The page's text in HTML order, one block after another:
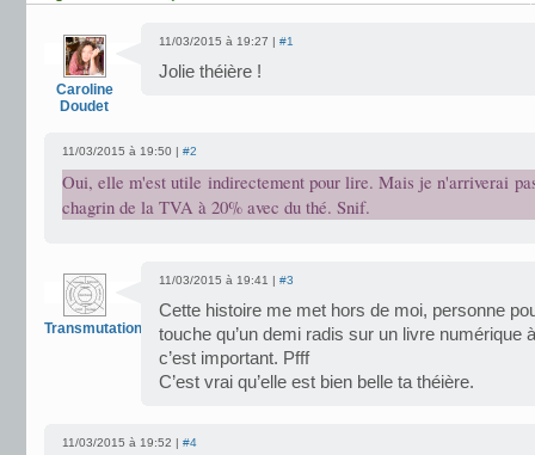
Caroline
Doudet
11/03/2015 à 19:27 | #1
Jolie théière !
11/03/2015 à 19:50 | #2
Oui, elle m'est utile indirectement pour lire. Mais je n'arriverai
chagrin de la TVA à 20% avec du thé. Snif.
Transmutation
11/03/2015 à 19:41 | #3
Cette histoire me met hors de moi, personne
touche qu’un demi radis sur un livre numérique
c’est important. Pfff
C’est vrai qu’elle est bien belle ta théière.
11/03/2015 à 19:52 | #4